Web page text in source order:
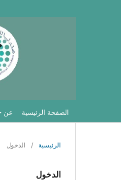
الصفحة الرئيسية عن
الرئيسية / الدخول
الدخول